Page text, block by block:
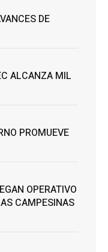
DE
ALCANZA MIL
PROMUEVE
OPERATIVO
CAMPESINAS